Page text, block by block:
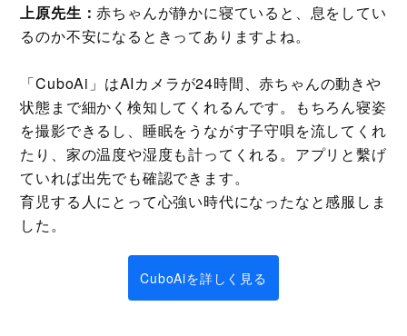
上原先生：赤ちゃんが静かに寝ていると、息をしてい
るのか不安になるときってありますよね。
「CuboAi」はAIカメラが24時間、赤ちゃんの動きや
状態まで細かく検知してくれるんです。もちろん寝姿
を撮影できるし、睡眠をうながす子守唄を流してくれ
たり、家の温度や湿度も計ってくれる。アプリと繫げ
ていれば出先でも確認できます。
育児する人にとって心強い時代になったなと感服しま
した。
CuboAiを詳しく見る